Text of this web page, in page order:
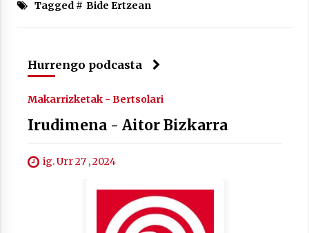
Arrosaren 20 urteez
Tagged # Bide Ertzean
Hurrengo podcasta
Makarrizketak - Bertsolari
Irudimena - Aitor Bizkarra
ig. Urr 27 , 2024